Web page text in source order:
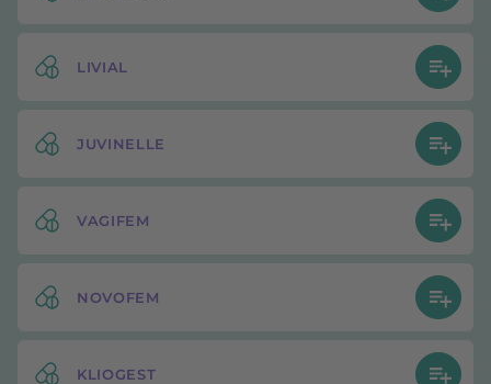
LIVIAL
JUVINELLE
VAGIFEM
NOVOFEM
KLIOGEST